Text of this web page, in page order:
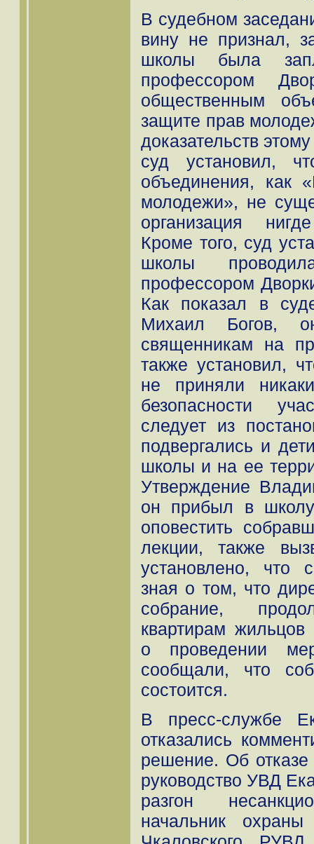
В судебном
вину не признал,
школы была
профессором
общественным
защите прав
доказательств
суд установил,
объединения, как
молодежи», не
организация
Кроме того, суд
школы
профессором
Как показал в
Михаил Богов,
священникам на
также установил,
не приняли
безопасности
следует из
подвергались и
школы и на ее
Утверждение
он прибыл в
оповестить
лекции, также
установлено, что
зная о том, что
собрание,
квартирам
о проведении
сообщали, что
состоится.
В пресс-службе
отказались
решение. Об
руководство УВД
разгон
начальник охраны